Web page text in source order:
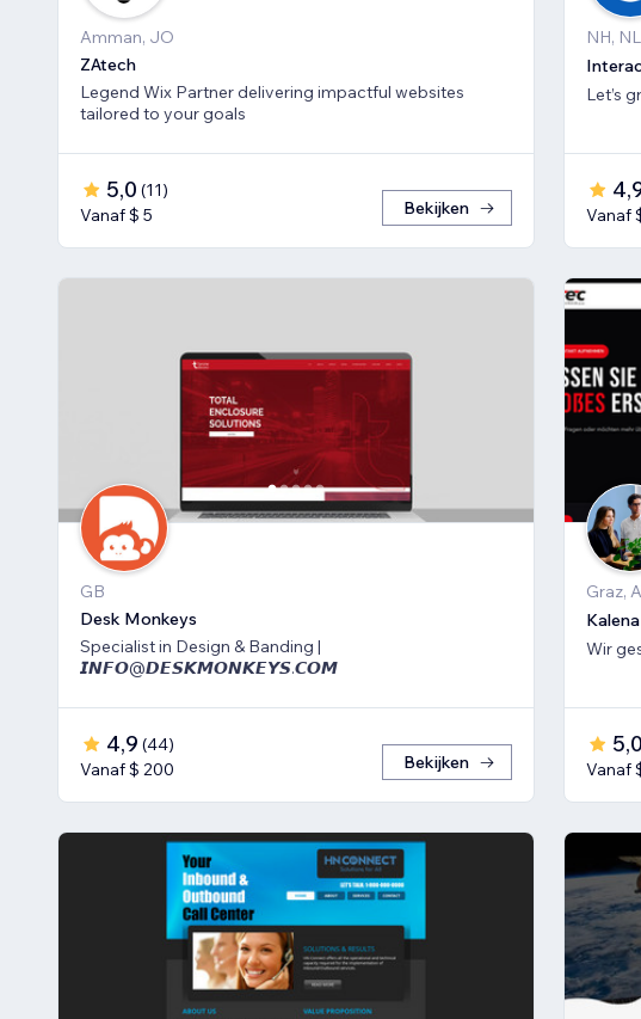
Amman, JO
ZAtech
Legend Wix Partner delivering impactful websites
tailored to your goals
5,0 (11)
Vanaf $ 5
Bekijken
NH, NL
Let’s
Vanaf
GB
Desk Monkeys
Specialist in Design & Banding |
𝙄𝙉𝙁𝙊@𝘿𝙀𝙎𝙆𝙈𝙊𝙉𝙆𝙀𝙔𝙎.𝘾𝙊𝙈
4,9 (44)
Vanaf $ 200
Bekijken
Graz,
Wir
5,0
Vanaf